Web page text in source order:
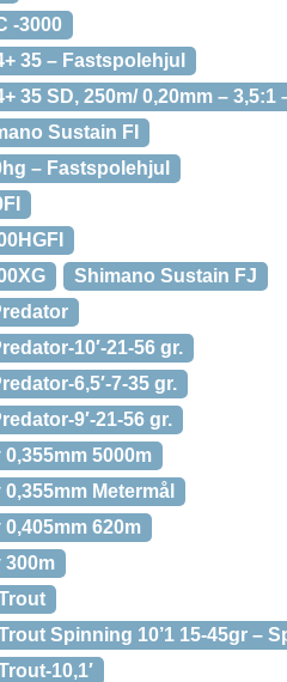
-3000
35 – Fastspolehjul
35 SD, 250m/ 0,20mm – 3,5:1
Sustain FI
– Fastspolehjul
Shimano Sustain FJ
10′-21-56 gr.
6,5′-7-35 gr.
9′-21-56 gr.
5000m
Metermål
620m
300m
Spinning 10’1 15-45gr –
10,1′